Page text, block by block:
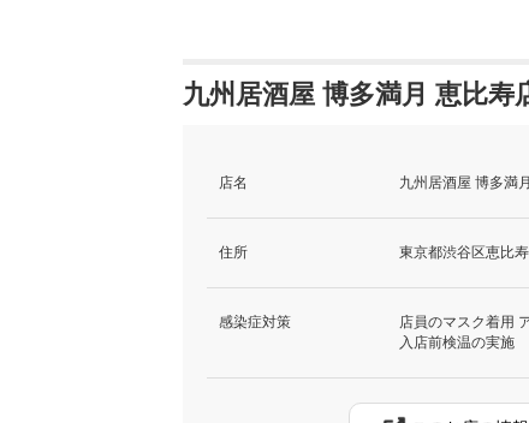
九州居酒屋 博多満月 恵比寿
店名 九州居酒屋 博多満
住所 東京都渋谷区恵比
感染症対策
店員のマスク着用
入店前検温の実施